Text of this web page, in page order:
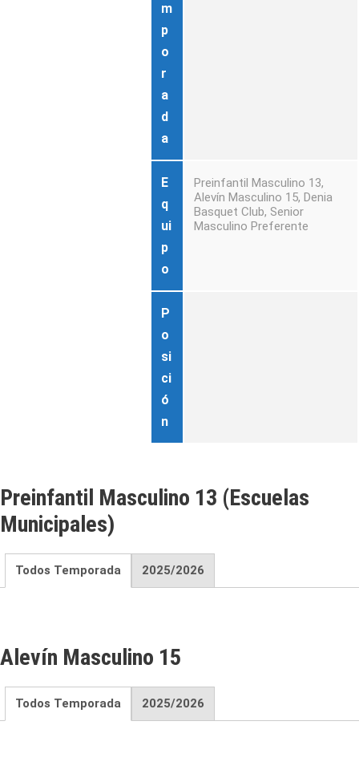
m
p
o
r
a
d
a
E
q
ui
p
o
Preinfantil Masculino 13,
Alevín Masculino 15, Denia
Basquet Club, Senior
Masculino Preferente
P
o
si
ci
ó
n
Preinfantil Masculino 13 (Escuelas
Municipales)
Todos Temporada 2025/2026
Alevín Masculino 15
Todos Temporada 2025/2026